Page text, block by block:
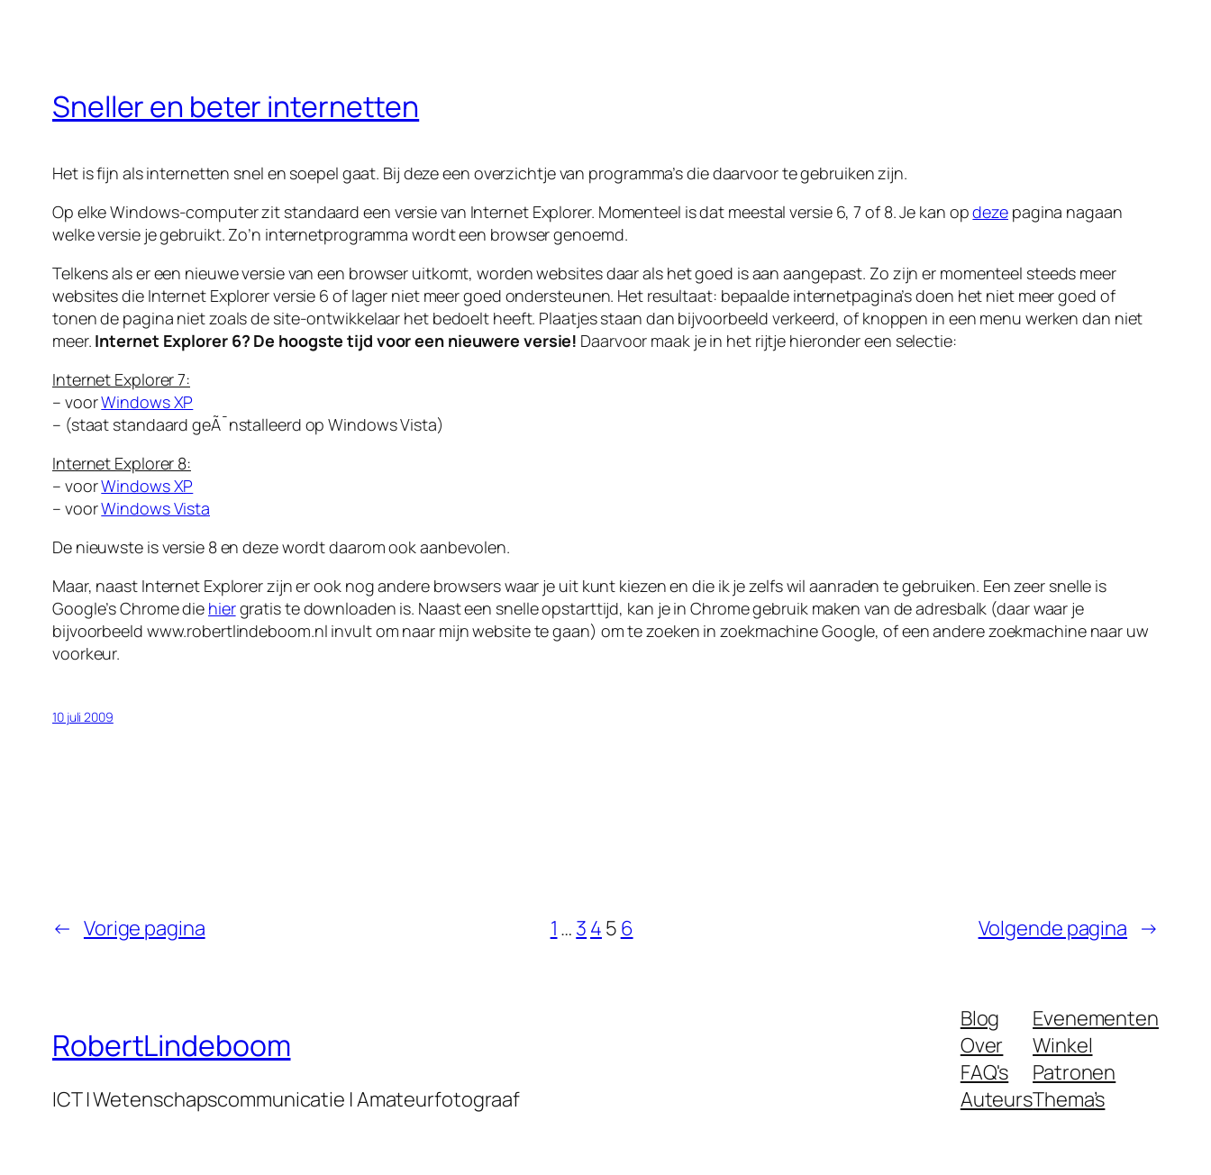
Sneller en beter internetten
Het is fijn als internetten snel en soepel gaat. Bij deze een overzichtje van programma’s die daarvoor te gebruiken zijn.
Op elke Windows-computer zit standaard een versie van Internet Explorer. Momenteel is dat meestal versie 6, 7 of 8. Je kan opdeze pagina nagaan
welke versie je gebruikt. Zo’n internetprogramma wordt een browser genoemd.
Telkens als er een nieuwe versie van een browser uitkomt, worden websites daar als het goed is aan aangepast. Zo zijn er momenteel steeds meer
websites die Internet Explorer versie 6 of lager niet meer goed ondersteunen. Het resultaat: bepaalde internetpagina’s doen het niet meer goed of
tonen de pagina niet zoals de site-ontwikkelaar het bedoelt heeft. Plaatjes staan dan bijvoorbeeld verkeerd, of knoppen in een menu werken dan niet
meer. Internet Explorer 6? De hoogste tijd voor een nieuwere versie! Daarvoor maak je in het rijtje hieronder een selectie:
Internet Explorer 7:
– voorWindows XP
– (staat standaard geÃ¯nstalleerd op Windows Vista)
Internet Explorer 8:
– voorWindows XP
– voorWindows Vista
De nieuwste is versie 8 en deze wordt daarom ook aanbevolen.
Maar, naast Internet Explorer zijn er ook nog andere browsers waar je uit kunt kiezen en die ik je zelfs wil aanraden te gebruiken. Een zeer snelle is
Google’s Chrome die hiergratis te downloaden is. Naast een snelle opstarttijd, kan je in Chrome gebruik maken van de adresbalk (daar waar je
bijvoorbeeld www.robertlindeboom.nl invult om naar mijn website te gaan) om te zoeken in zoekmachine Google, of een andere zoekmachine naar uw
voorkeur.
10 juli 2009
← Vorige pagina 1 … 3 4 5 6 Volgende pagina →
RobertLindeboom
ICT | Wetenschapscommunicatie | Amateurfotograaf
Blog
Over
FAQ's
Auteurs
Evenementen
Winkel
Patronen
Thema’s